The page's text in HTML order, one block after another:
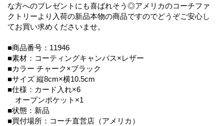
な方へのプレゼントにも喜ばれそう◎アメリカのコーチファ
クトリーより入荷の新品本物の商品ですのでどうぞご安心し
てお買い求めくださいませ。
■商品番号：11946
■素材：コーティングキャンバス×レザー
■カラー チャーク×ブラック
■サイズ 縦8cm×横10.5cm
■仕様：カード入れ×6
オープンポケット×1
■状態：新品
■買付場所：コーチ直営店（アメリカ）